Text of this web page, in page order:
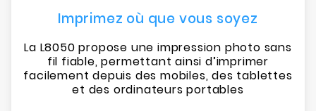
Imprimez où que vous soyez
La L8050 propose une impression photo sans
fil fiable, permettant ainsi d’imprimer
facilement depuis des mobiles, des tablettes
et des ordinateurs portables